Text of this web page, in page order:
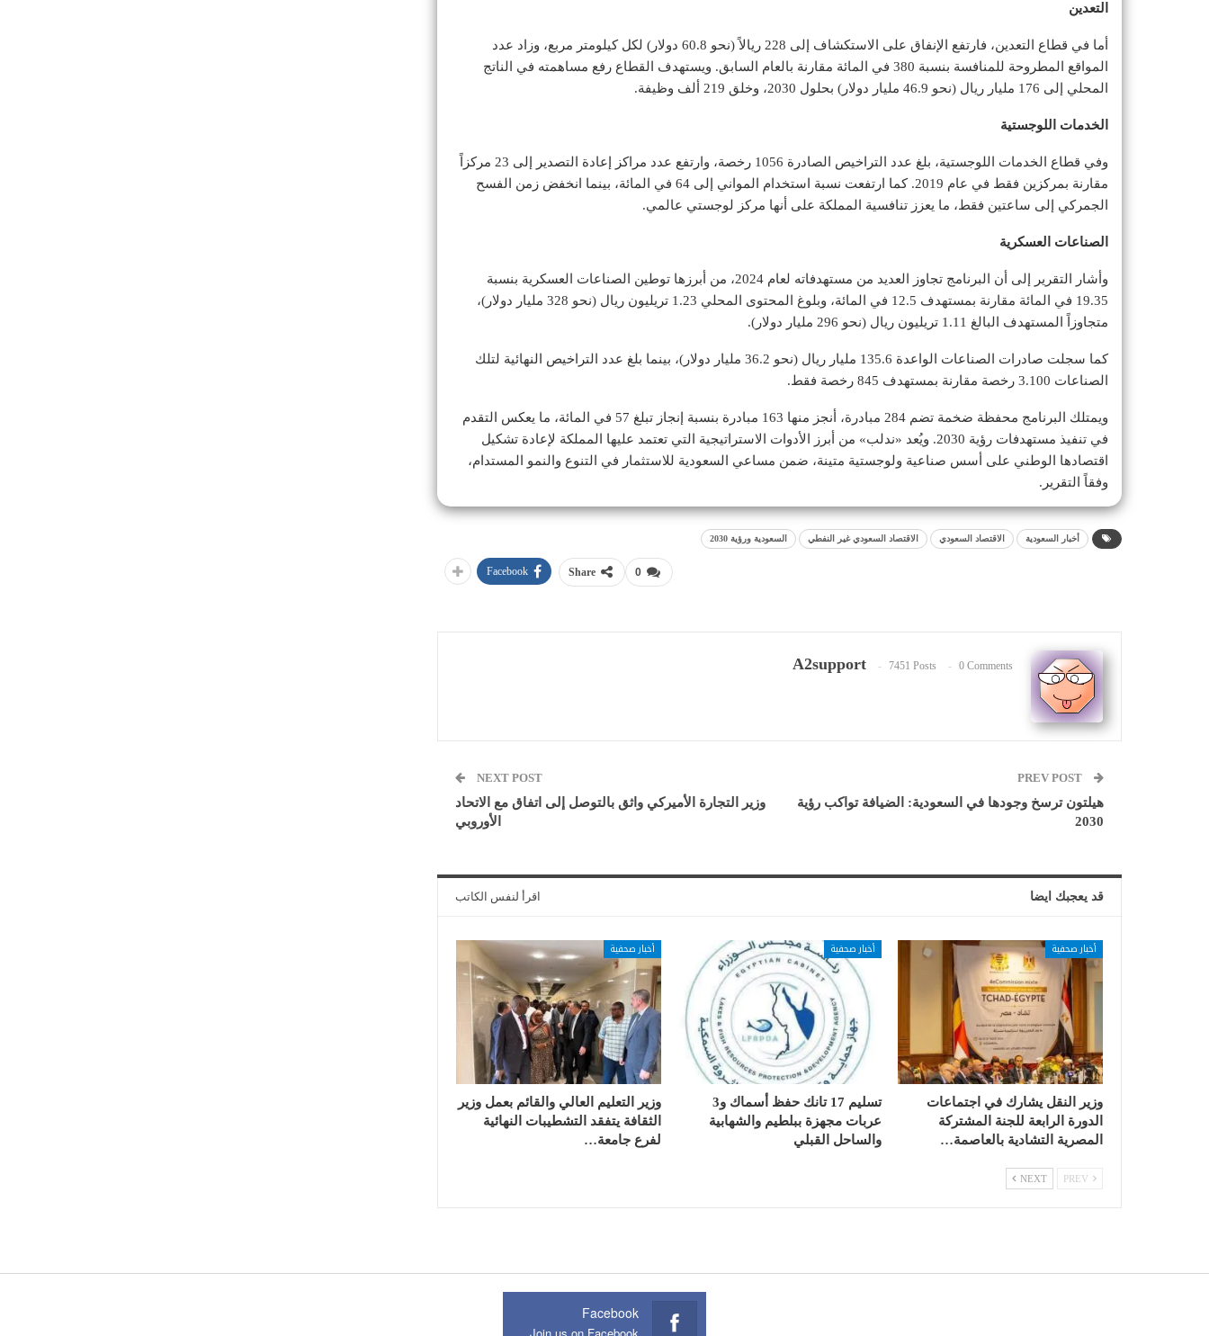
التعدين
أما في قطاع التعدين، فارتفع الإنفاق على الاستكشاف إلى 228 ريالاً (نحو 60.8 دولار) لكل كيلومتر مربع، وزاد عدد
المواقع المطروحة للمنافسة بنسبة 380 في المائة مقارنة بالعام السابق. ويستهدف القطاع رفع مساهمته في الناتج
المحلي إلى 176 مليار ريال (نحو 46.9 مليار دولار) بحلول 2030، وخلق 219 ألف وظيفة.
الخدمات اللوجستية
وفي قطاع الخدمات اللوجستية، بلغ عدد التراخيص الصادرة 1056 رخصة، وارتفع عدد مراكز إعادة التصدير إلى 23 مركزاً
مقارنة بمركزين فقط في عام 2019. كما ارتفعت نسبة استخدام المواني إلى 64 في المائة، بينما انخفض زمن الفسح
الجمركي إلى ساعتين فقط، ما يعزز تنافسية المملكة على أنها مركز لوجستي عالمي.
الصناعات العسكرية
وأشار التقرير إلى أن البرنامج تجاوز العديد من مستهدفاته لعام 2024، من أبرزها توطين الصناعات العسكرية بنسبة
19.35 في المائة مقارنة بمستهدف 12.5 في المائة، وبلوغ المحتوى المحلي 1.23 تريليون ريال (نحو 328 مليار دولار)،
متجاوزاً المستهدف البالغ 1.11 تريليون ريال (نحو 296 مليار دولار).
كما سجلت صادرات الصناعات الواعدة 135.6 مليار ريال (نحو 36.2 مليار دولار)، بينما بلغ عدد التراخيص النهائية لتلك
الصناعات 3.100 رخصة مقارنة بمستهدف 845 رخصة فقط.
ويمتلك البرنامج محفظة ضخمة تضم 284 مبادرة، أنجز منها 163 مبادرة بنسبة إنجاز تبلغ 57 في المائة، ما يعكس التقدم
في تنفيذ مستهدفات رؤية 2030. ويُعد «ندلب» من أبرز الأدوات الاستراتيجية التي تعتمد عليها المملكة لإعادة تشكيل
اقتصادها الوطني على أسس صناعية ولوجستية متينة، ضمن مساعي السعودية للاستثمار في التنوع والنمو المستدام،
وفقاً التقرير.
أخبار السعودية الاقتصاد السعودي الاقتصاد السعودي غير النفطي السعودية ورؤية 2030
0
Share
Facebook
A2support 7451 Posts 0 Comments
هيلتون ترسخ وجودها في السعودية: الضيافة تواكب رؤية
2030
NEXT POST
وزير التجارة الأميركي واثق بالتوصل إلى اتفاق مع الاتحاد
الأوروبي
قد يعجبك ايضا اقرأ لنفس الكاتب
أخبار صحفية
وزير النقل يشارك في اجتماعات
الدورة الرابعة للجنة المشتركة
المصرية التشادية بالعاصمة…
أخبار صحفية
تسليم 17 تانك حفظ أسماك و3
عربات مجهزة ببلطيم والشهابية
والساحل القبلي
أخبار صحفية
وزير التعليم العالي والقائم بعمل وزير
الثقافة يتفقد التشطيبات النهائية
لفرع جامعة…
NEXT
Facebook
Join us on Facebook